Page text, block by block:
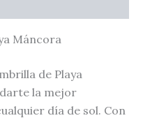
Máncora
de Playa
la mejor
día de sol. Con